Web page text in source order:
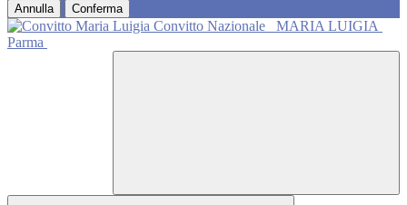
Annulla Conferma
Convitto Nazionale
MARIA LUIGIA
Parma